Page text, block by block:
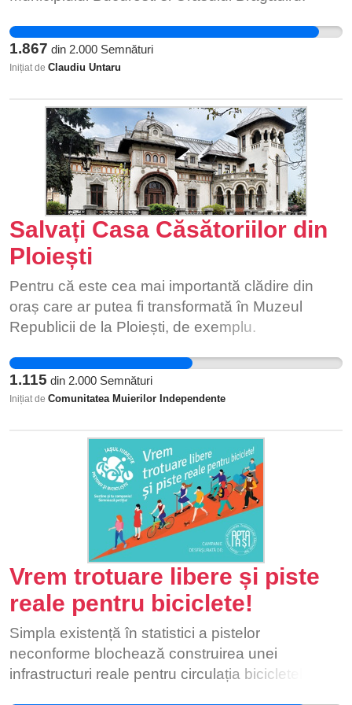
Diamantului, Cartierul Latin, 6. Montati refugii
acoperite în stațiile care momentan nu sunt
prevazuteacestea, pe traseele liniilor 481, 421,
1.867 din 2.000 Semnături
Inițiat de Claudiu Untaru
Salvați Casa Căsătoriilor din
Ploiești
Pentru că este cea mai importantă clădire din
oraș care ar putea fi transformată în Muzeul
Republicii de la Ploiești, de exemplu.
1.115 din 2.000 Semnături
Inițiat de Comunitatea Muierilor Independente
Vrem trotuare libere și piste
reale pentru biciclete!
Simpla existență în statistici a pistelor
neconforme blochează construirea unei
infrastructuri reale pentru circulația bicicletelor.